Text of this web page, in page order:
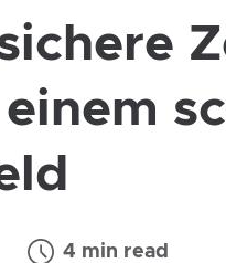
4 min read